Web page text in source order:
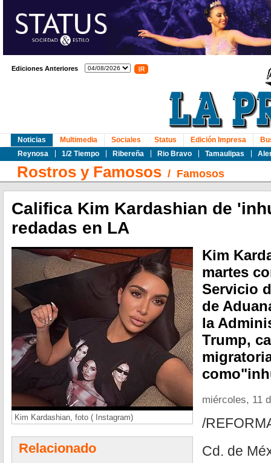
Ediciones Anteriores
Noticias
Reynosa
1/2 Tiempo Ribereña Rio Bravo Tamaulipas
Multimedia Sociales Status Edición Impresa
Rostros y Famosos / Famosos
Califica Kim Kardashian de
redadas en LA
Kim Kardashian, foto ( Instagram)
Relacionado
Kim
martes
Servicio
de
la
Trump,
miércoles, 11
/
Cd. de